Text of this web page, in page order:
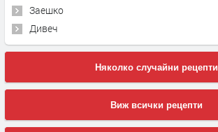
Заешко
Дивеч
Няколко случайни рецепти
Виж всички рецепти